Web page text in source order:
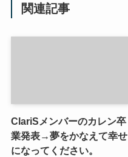
関連記事
ClariSメンバーのカレン卒
業発表→夢をかなえて幸せ
になってください。